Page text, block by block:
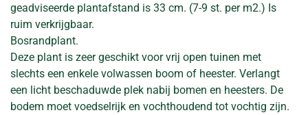
geadviseerde plantafstand is 33 cm. (7-9 st. per m2.) Is
ruim verkrijgbaar.
Bosrandplant.
Deze plant is zeer geschikt voor vrij open tuinen met
slechts een enkele volwassen boom of heester. Verlangt
een licht beschaduwde plek nabij bomen en heesters. De
bodem moet voedselrijk en vochthoudend tot vochtig zijn.